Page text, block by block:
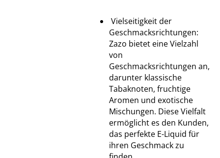
Vielseitigkeit der
Geschmacksrichtungen:
Zazo bietet eine Vielzahl
von
Geschmacksrichtungen an,
darunter klassische
Tabaknoten, fruchtige
Aromen und exotische
Mischungen. Diese Vielfalt
ermöglicht es den Kunden,
das perfekte E-Liquid für
ihren Geschmack zu